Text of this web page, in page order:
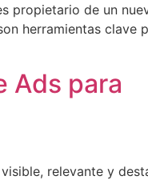
propietario de un
herramientas clave
Ads para
relevante y